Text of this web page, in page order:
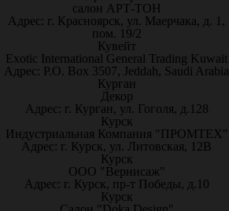
салон АРТ-ТОН
Адрес: г. Красноярск, ул. Маерчака, д. 1,
пом. 19/2
Кувейт
Exotic International General Trading Kuwait
Адрес: P.O. Box 3507, Jeddah, Saudi Arabia
Курган
Декор
Адрес: г. Курган, ул. Гоголя, д.128
Курск
Индустриальная Компания "ПРОМТЕХ"
Адрес: г. Курск, ул. Литовская, 12В
Курск
ООО "Вернисаж"
Адрес: г. Курск, пр-т Победы, д.10
Курск